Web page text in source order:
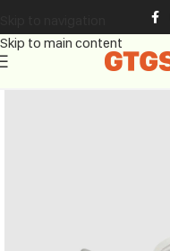
Skip to main content